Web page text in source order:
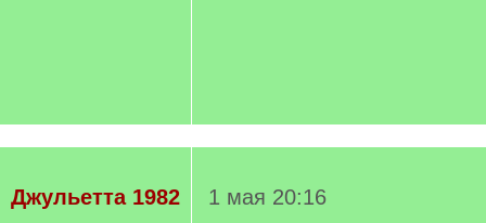
Джульетта 1982 1 мая 20:16